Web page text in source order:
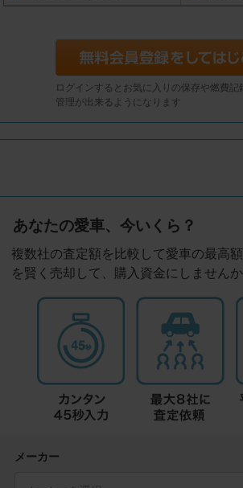
ログインするとお気に入りの保存や燃費記
管理が出来るようになります
あなたの愛車、今いくら？
複数社の査定額を比較して愛車の最高
を賢く売却して、購入資金にしませんか
メーカー